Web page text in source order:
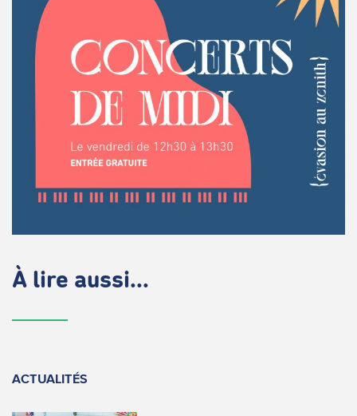
À lire aussi...
ACTUALITÉS